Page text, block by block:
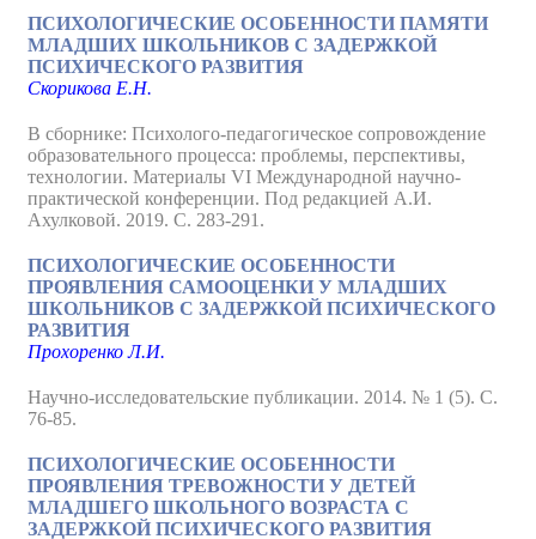
ПСИХОЛОГИЧЕСКИЕ ОСОБЕННОСТИ ПАМЯТИ
МЛАДШИХ ШКОЛЬНИКОВ С ЗАДЕРЖКОЙ
ПСИХИЧЕСКОГО РАЗВИТИЯ
Скорикова Е.Н.
В сборнике: Психолого-педагогическое сопровождение
образовательного процесса: проблемы, перспективы,
технологии. Материалы VI Международной научно-
практической конференции. Под редакцией А.И.
Ахулковой. 2019. С. 283-291.
ПСИХОЛОГИЧЕСКИЕ ОСОБЕННОСТИ
ПРОЯВЛЕНИЯ САМООЦЕНКИ У МЛАДШИХ
ШКОЛЬНИКОВ С ЗАДЕРЖКОЙ ПСИХИЧЕСКОГО
РАЗВИТИЯ
Прохоренко Л.И.
Научно-исследовательские публикации. 2014. № 1 (5). С.
76-85.
ПСИХОЛОГИЧЕСКИЕ ОСОБЕННОСТИ
ПРОЯВЛЕНИЯ ТРЕВОЖНОСТИ У ДЕТЕЙ
МЛАДШЕГО ШКОЛЬНОГО ВОЗРАСТА С
ЗАДЕРЖКОЙ ПСИХИЧЕСКОГО РАЗВИТИЯ